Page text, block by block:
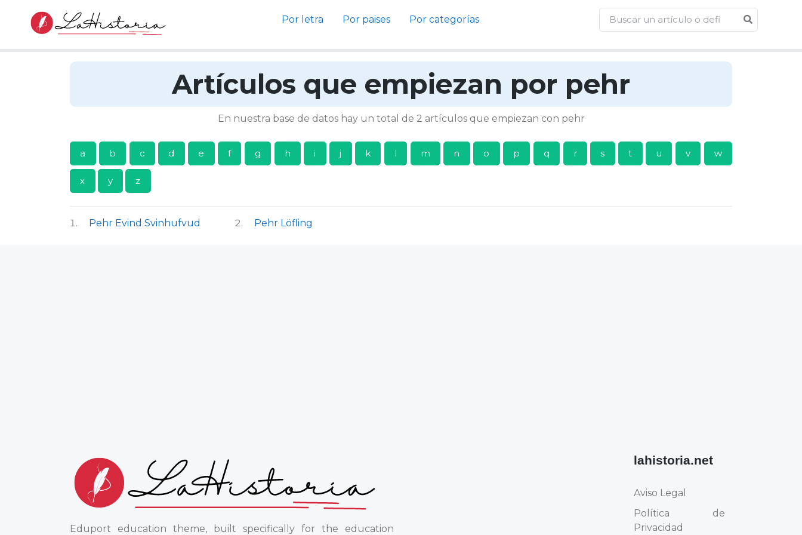
Por letra Por paises Por categorías
Artículos que empiezan por pehr
En nuestra base de datos hay un total de 2 artículos que empiezan con pehr
a b c d e f g h i j k l m n o p q r s t u v w
x y z
Pehr Evind Svinhufvud Pehr Löfling
Eduport education theme, built specifically for the education
lahistoria.net
Aviso Legal
Política de
Privacidad